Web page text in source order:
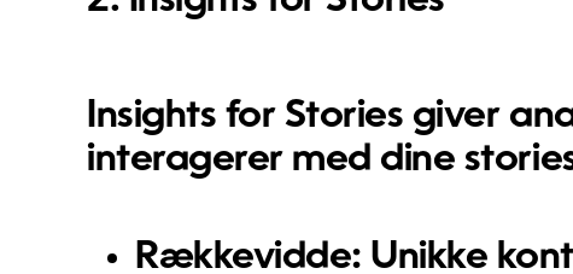
Insights for Stories giver
interagerer med dine
Rækkevidde: Unikke